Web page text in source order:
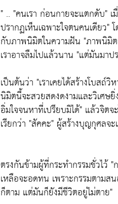
" .. "คนเรา ก่อนกายจะแตกดับ"
ปรากฏเห็นเฉพาะใจตนคนเดียว"
กับภาพนิมิตในความฝัน "ภาพนิมิ
เราอาจลืมไปแล้วนาน "แต่มันมาป
เป็นต้นว่า "เราเคยได้สร้างโบส
นิมิตนี้จะสวยสดงดงามและวิเศษยิ่
อิ่มใจจนหาที่เปรียบมิได้" แล้วจิตจ
เรียกว่า "สัคคะ" ผู้สร้างบุญกุศลจ
ตรงกันข้ามผู้ที่กระทำกรรมชั่วไว้"
เหลือจะอดทน เพราะกรรมตามส
ก็ตาม แต่มันก็ยังมีชีวิตอยู่ไม่ตาย"